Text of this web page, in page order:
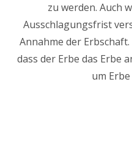
zu werden. Auch
Ausschlagungsfrist
Annahme der
dass der Erbe das Erbe
um